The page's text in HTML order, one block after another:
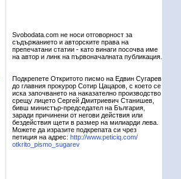
Svobodata.com не носи отговорност за
съдържанието и авторските права на
препечатани статии - като винаги посочва име
на автор и линк на първоначалната публикация.
Подкрепете Откритото писмо на Едвин Сугарев
до главния прокурор Сотир Цацаров, с което се
иска започването на наказателно производство
срещу лицето Сергей Дмитриевич Станишев,
бивш министър-председател на България,
заради причинени от негови действия или
бездействия щети в размер на милиарди лева.
Можете да изразите подкрепата си чрез
петиция на адрес: http://www.peticiq.com/
otkrito_pismo_sugarev